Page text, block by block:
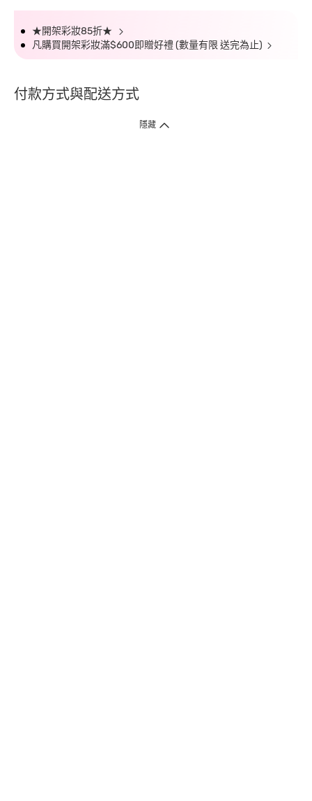
★開架彩妝85折★
凡購買開架彩妝滿$600即贈好禮 (數量有限 送完為止)
付款方式與配送方式
隱藏